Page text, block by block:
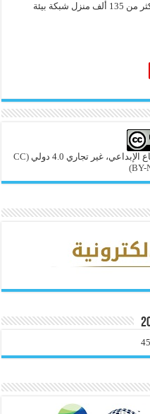
سنوياً ويوفر موارد طاقة لسد احتياجات أكثر من 135 ألف منزل شبكة بيئة
غير تجاري 4.0 دولي
(CC
BY-